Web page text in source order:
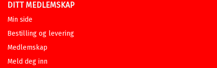
DITT MEDLEMSKAP
Min side
Bestilling og levering
Medlemskap
Meld deg inn